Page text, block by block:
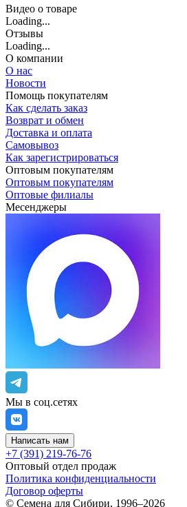
Видео о товаре
Loading...
Отзывы
Loading...
О компании
О нас
Новости
Помощь покупателям
Как сделать заказ
Возврат и обмен
Доставка и оплата
Самовывоз
Как зарегистрироваться
Оптовым покупателям
Оптовым покупателям
Оптовые филиалы
Месенджеры
Мы в соц.сетях
Написать нам
+7 (391) 219-76-76
Оптовый отдел продаж
Политика конфиденциальности
Договор оферты
© Семена для Сибири, 1996–2026